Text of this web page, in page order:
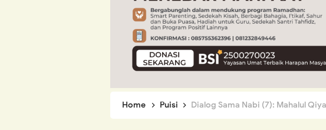
Home Puisi Dialog Sama Nabi (7): Mahalul